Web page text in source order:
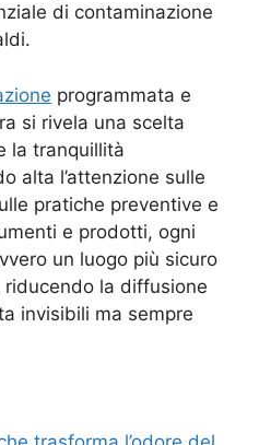
di contaminazione
programmata e
si rivela una scelta
la tranquillità
alta l’attenzione sulle
pratiche preventive e
e prodotti, ogni
un luogo più sicuro
la diffusione
invisibili ma sempre